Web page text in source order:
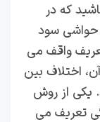
که در
حواشی سود
واقف می
اختلاف بین
از روش
تعریف می